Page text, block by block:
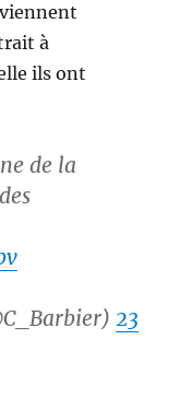
viennent
à
ils ont
de la
23